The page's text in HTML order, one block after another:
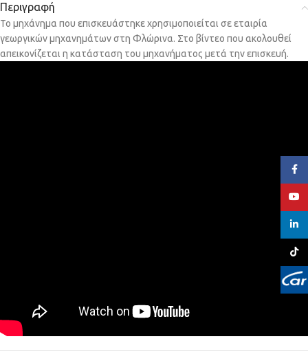
Περιγραφή
Το μηχάνημα που επισκευάστηκε χρησιμοποιείται σε εταιρία
γεωργικών μηχανημάτων στη Φλώρινα. Στο βίντεο που ακολουθεί
απεικονίζεται η κατάσταση του μηχανήματος μετά την επισκευή.